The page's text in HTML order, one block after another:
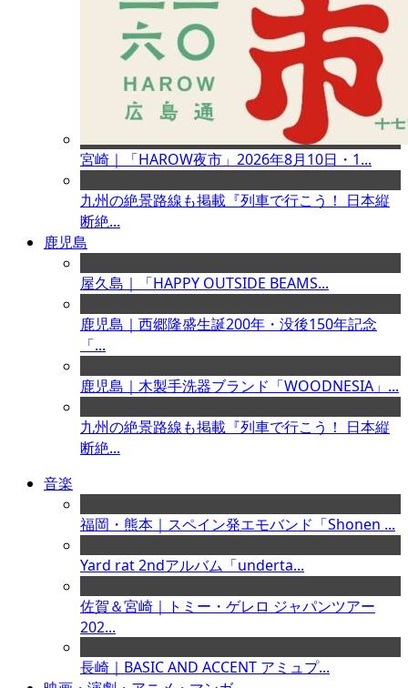
宮崎｜「HAROW夜市」2026年8月10日・1...
九州の絶景路線も掲載『列車で行こう！ 日本縦
断絶...
鹿児島
屋久島｜「HAPPY OUTSIDE BEAMS...
鹿児島｜西郷隆盛生誕200年・没後150年記念
「...
鹿児島｜木製手洗器ブランド「WOODNESIA」...
九州の絶景路線も掲載『列車で行こう！ 日本縦
断絶...
音楽
福岡・熊本｜スペイン発エモバンド「Shonen ...
Yard rat 2ndアルバム「underta...
佐賀＆宮崎｜トミー・ゲレロ ジャパンツアー
202...
長崎｜BASIC AND ACCENT アミュプ...